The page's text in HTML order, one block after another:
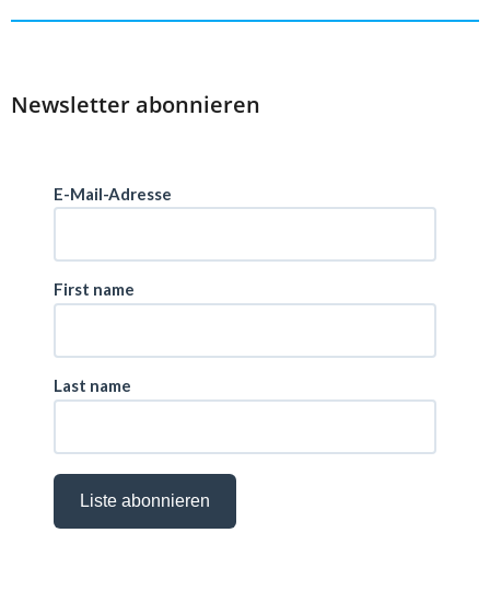
Newsletter abonnieren